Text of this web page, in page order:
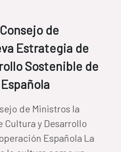
de
Estrategia de
Sostenible de
de Ministros la
Cultura y Desarrollo
Española La